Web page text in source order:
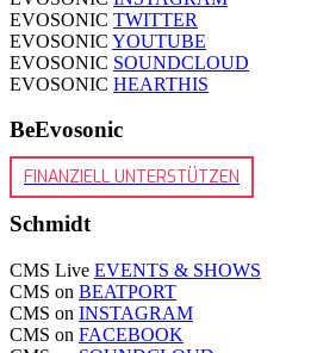
EVOSONIC TWITTER
EVOSONIC YOUTUBE
EVOSONIC SOUNDCLOUD
EVOSONIC HEARTHIS
BeEvosonic
FINANZIELL UNTERSTÜTZEN
Schmidt
CMS Live EVENTS & SHOWS
CMS on BEATPORT
CMS on INSTAGRAM
CMS on FACEBOOK